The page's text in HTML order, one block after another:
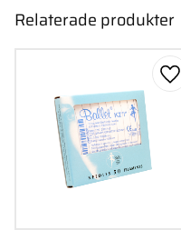
Relaterade produkter